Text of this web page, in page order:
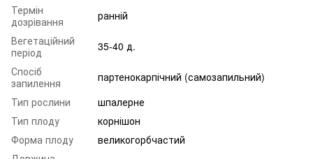
Термін
дозрівання
ранній
Вегетаційний
період
35-40 д.
Спосіб
запилення
партенокарпічний (самозапильний)
Тип рослини
шпалерне
Тип плоду
корнішон
Форма плоду
великогорбчастий